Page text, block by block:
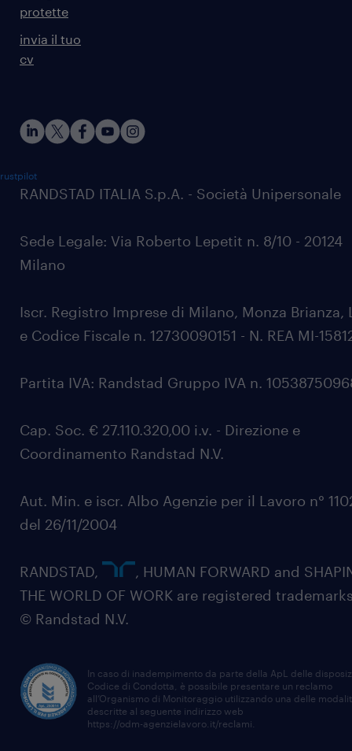
protette
invia il tuo
cv
RANDSTAD ITALIA S.p.A. - Società Unipersonale
Sede Legale: Via Roberto Lepetit n. 8/10 - 20124
Milano
Iscr. Registro Imprese di Milano, Monza Brianza,
e Codice Fiscale n. 12730090151 - N. REA MI-
Partita IVA: Randstad Gruppo IVA n.
Cap. Soc. € 27.110.320,00 i.v. - Direzione e
Coordinamento Randstad N.V.
Aut. Min. e iscr. Albo Agenzie per il Lavoro n°
del 26/11/2004
RANDSTAD,
, HUMAN FORWARD and
THE WORLD OF WORK are registered
© Randstad N.V.
In caso di inadempimento da parte della ApL delle
Codice di Condotta, è possibile presentare un reclamo
all’Organismo di Monitoraggio utilizzando una delle
descritte al seguente indirizzo web
https://odm-agenzielavoro.it/reclami